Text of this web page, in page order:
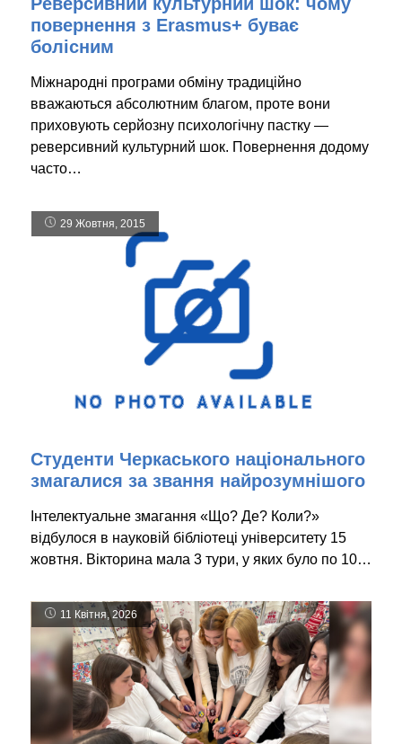
Реверсивний культурний шок: чому
повернення з Erasmus+ буває
болісним
Міжнародні програми обміну традиційно
вважаються абсолютним благом, проте вони
приховують серйозну психологічну пастку —
реверсивний культурний шок. Повернення додому
часто…
29 Жовтня, 2015
Студенти Черкаського національного
змагалися за звання найрозумнішого
Інтелектуальне змагання «Що? Де? Коли?»
відбулося в науковій бібліотеці університету 15
жовтня. Вікторина мала 3 тури, у яких було по 10…
11 Квітня, 2026